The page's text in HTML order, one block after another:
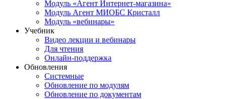
Модуль «Агент Интернет-магазина»
Модуль Агент МИОБС Кристалл
Модуль «вебинары»
Учебник
Видео лекции и вебинары
Для чтения
Онлайн-поддержка
Обновления
Системные
Обновление по модулям
Обновление по документам